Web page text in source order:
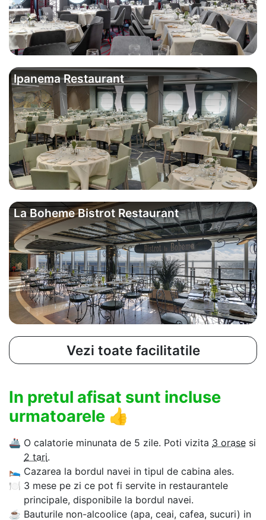
Ipanema Restaurant
La Boheme Bistrot Restaurant
Vezi toate facilitatile
In pretul afisat sunt incluse
urmatoarele 👍
🚢 O calatorie minunata de 5 zile. Poti vizita 3 orase si
2 tari.
🛌 Cazarea la bordul navei in tipul de cabina ales.
🍽 3 mese pe zi ce pot fi servite in restaurantele
principale, disponibile la bordul navei.
☕ Bauturile non-alcoolice (apa, ceai, cafea, sucuri) in